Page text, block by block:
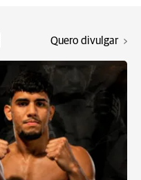
Quero divulgar